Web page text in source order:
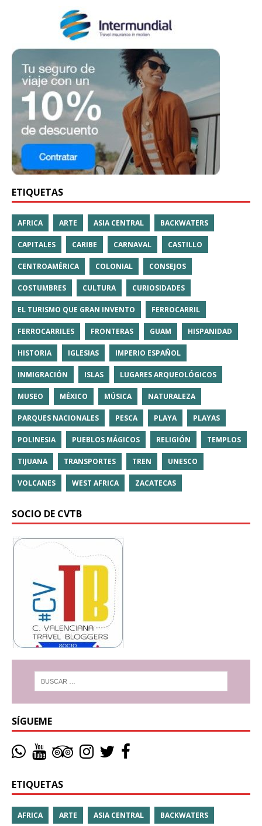
ETIQUETAS
AFRICA ARTE ASIA CENTRAL BACKWATERS
CAPITALES CARIBE CARNAVAL CASTILLO
CENTROAMÉRICA COLONIAL CONSEJOS
COSTUMBRES CULTURA CURIOSIDADES
EL TURISMO QUE GRAN INVENTO FERROCARRIL
FERROCARRILES FRONTERAS GUAM HISPANIDAD
HISTORIA IGLESIAS IMPERIO ESPAÑOL
INMIGRACIÓN ISLAS LUGARES ARQUEOLÓGICOS
MUSEO MÉXICO MÚSICA NATURALEZA
PARQUES NACIONALES PESCA PLAYA PLAYAS
POLINESIA PUEBLOS MÁGICOS RELIGIÓN TEMPLOS
TIJUANA TRANSPORTES TREN UNESCO
VOLCANES WEST AFRICA ZACATECAS
SOCIO DE CVTB
SÍGUEME
ETIQUETAS
AFRICA ARTE ASIA CENTRAL BACKWATERS